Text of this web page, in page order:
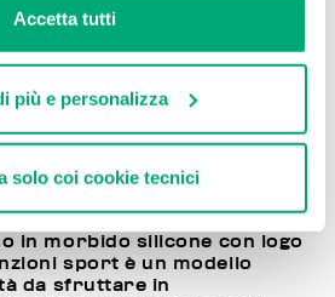
Accetta tutti
più e personalizza
solo coi cookie tecnici
sport-couture che da
in morbido silicone con logo
sport è un modello
da sfruttare in